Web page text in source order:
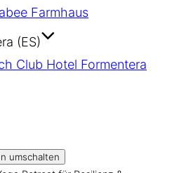
Farmhaus
(ES)
Club Hotel Formentera
umschalten